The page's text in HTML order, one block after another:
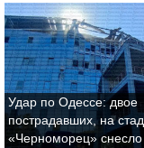
Удар по Одессе: двое
пострадавших, на
«Черноморец» снесло